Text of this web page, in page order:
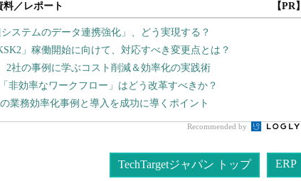
／レポート 【PR】
ステムのデータ連携強化」、どう実現する？
」稼働開始に向けて、対応すべき変更点とは？
2社の事例に学ぶコスト削減＆効率化の実践術
非効率なワークフロー」はどう改革すべきか？
業務効率化事例と導入を成功に導くポイント
Recommended by
TechTargetジャパン トップ ERP